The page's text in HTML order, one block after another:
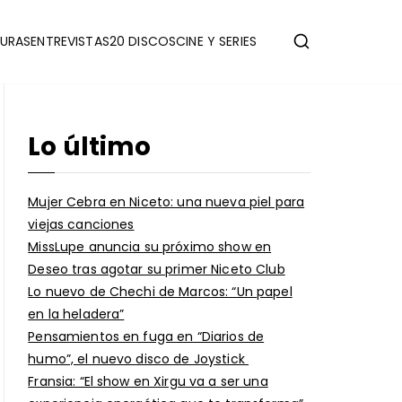
ENTREVISTAS20 DISCOSCINE Y SERIES
Lo último
Mujer Cebra en Niceto: una nueva piel para
viejas canciones
MissLupe anuncia su próximo show en
Deseo tras agotar su primer Niceto Club
Lo nuevo de Chechi de Marcos: “Un papel
en la heladera”
Pensamientos en fuga en “Diarios de
humo”, el nuevo disco de Joystick
Fransia: “El show en Xirgu va a ser una